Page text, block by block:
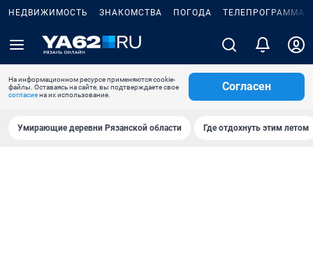
НЕДВИЖИМОСТЬ ЗНАКОМСТВА ПОГОДА ТЕЛЕПРОГРАММА
На информационном ресурсе применяются cookie-
файлы. Оставаясь на сайте, вы подтверждаете свое
согласиена их использование.
Согласен
Умирающие деревни Рязанской области Где отдохнуть этим летом